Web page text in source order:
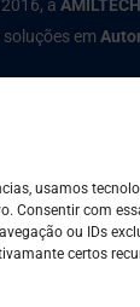
usamos
Consentir com
ou IDs
certos
a
em
Cotagem-MG